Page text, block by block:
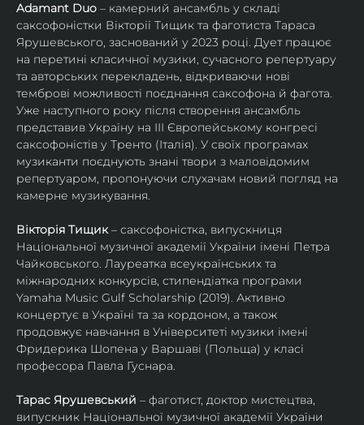
Adamant Duo – камерний ансамбль у складі
саксофоністки Вікторії Тищик та фаготиста Тараса
Ярушевського, заснований у 2023 році. Дует працює
на перетині класичної музики, сучасного репертуару
та авторських перекладень, відкриваючи нові
темброві можливості поєднання саксофона й фагота.
Уже наступного року після створення ансамбль
представив Україну на ІІІ Європейському конгресі
саксофоністів у Тренто (Італія). У своїх програмах
музиканти поєднують знані твори з маловідомим
репертуаром, пропонуючи слухачам новий погляд на
камерне музикування.
Вікторія Тищик – саксофоністка, випускниця
Національної музичної академії України імені Петра
Чайковського. Лауреатка всеукраїнських та
міжнародних конкурсів, стипендіатка програми
Yamaha Music Gulf Scholarship (2019). Активно
концертує в Україні та за кордоном, а також
продовжує навчання в Університеті музики імені
Фридерика Шопена у Варшаві (Польща) у класі
професора Павла Гуснара.
Тарас Ярушевський – фаготист, доктор мистецтва,
випускник Національної музичної академії України